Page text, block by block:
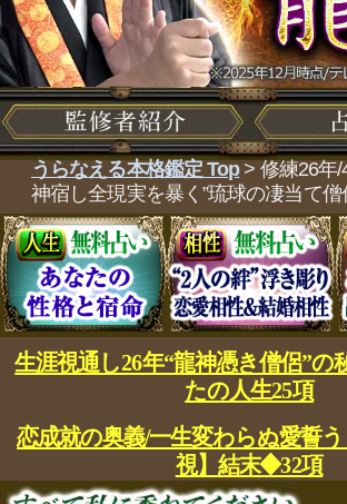
うらなえる本格鑑定 Top> 修練26年/4万人崇拝“龍
神宿し全現実を暴く”琉球の凄当て僧侶 龍昇
生涯視通し26年“龍神憑き僧侶”の秘匿霊視◆あな
たの人生25項
恋成就の奥義/一生変わらぬ愛誓う【2人の宿縁霊
視】結末◆32項